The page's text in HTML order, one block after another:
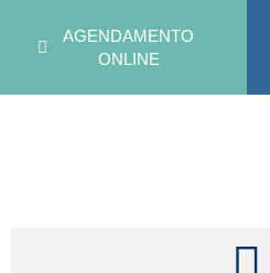
AGENDAMENTO
ONLINE